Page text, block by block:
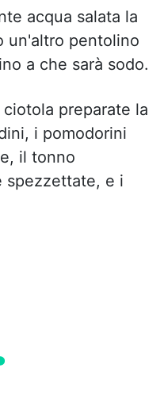
acqua salata la
un'altro pentolino
a che sarà sodo.
preparate la
i pomodorini
il tonno
spezzettate, e i